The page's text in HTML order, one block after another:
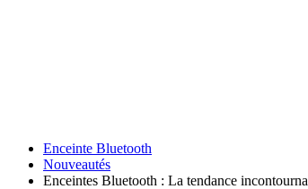
Enceinte Bluetooth
Nouveautés
Enceintes Bluetooth : La tendance